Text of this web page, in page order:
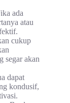
ada
atau
cukup
segar akan
dapat
kondusif,